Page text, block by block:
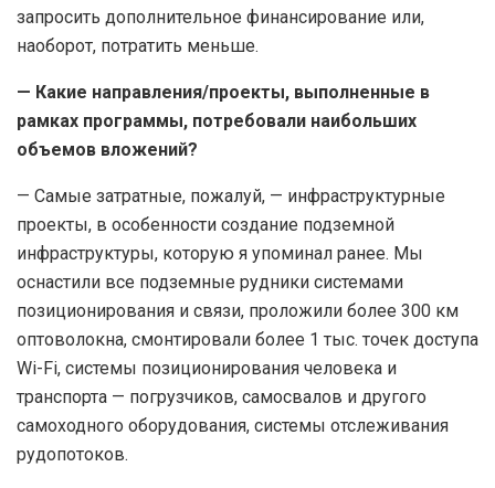
запросить дополнительное финансирование или,
наоборот, потратить меньше.
— Какие направления/проекты, выполненные в
рамках программы, потребовали наибольших
объемов вложений?
— Самые затратные, пожалуй, — инфраструктурные
проекты, в особенности создание подземной
инфраструктуры, которую я упоминал ранее. Мы
оснастили все подземные рудники системами
позиционирования и связи, проложили более 300 км
оптоволокна, смонтировали более 1 тыс. точек доступа
Wi-Fi, системы позиционирования человека и
транспорта — погрузчиков, самосвалов и другого
самоходного оборудования, системы отслеживания
рудопотоков.